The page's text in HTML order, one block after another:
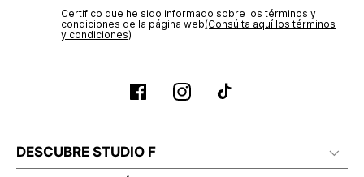
Certifico que he sido informado sobre los términos y
condiciones de la página web‎(Consúlta aquí los términos
y condiciones)
DESCUBRE STUDIO F